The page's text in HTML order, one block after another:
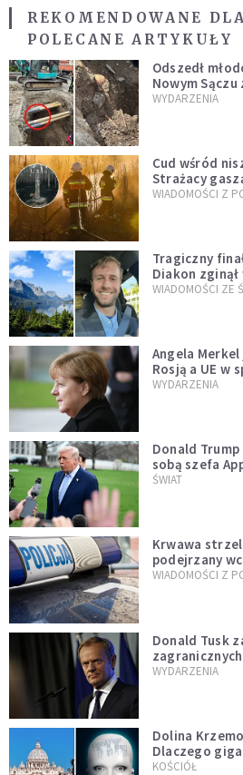
REKOMENDOWANE
POLECANE ARTYKUŁY
Odszedł
Nowym
mężczyzny z
WYDARZENIA
Cud wśród
Strażacy
opublikowali
WIADOMOŚCI Z
Tragiczny
Diakon
WIADOMOŚCI ZE
Angela
Rosją a UE w
WYDARZENIA
Donald Trump
sobą szefa
Muska
ŚWIAT
Krwawa
podejrzany
WIADOMOŚCI Z
Donald Tusk
WYDARZENIA
Dolina
Dlaczego
KOŚCIÓŁ